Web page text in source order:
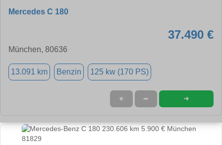
Mercedes C 180
37.490 €
München, 80636
13.091 km Benzin 125 kw (170 PS)
★ ➦ ➜